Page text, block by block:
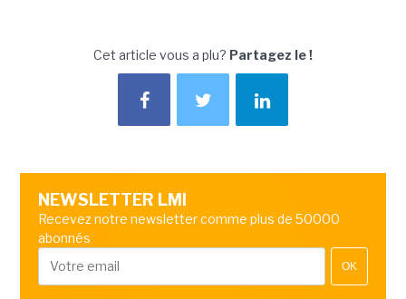
Cet article vous a plu? Partagez le !
NEWSLETTER LMI
Recevez notre newsletter comme plus de 50000
abonnés
OK